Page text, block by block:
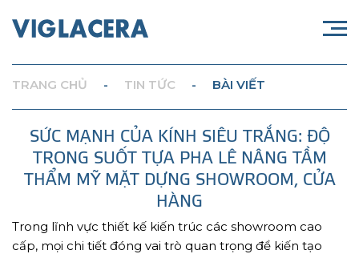
TRANG CHỦ - TIN TỨC - BÀI VIẾT
SỨC MẠNH CỦA KÍNH SIÊU TRẮNG: ĐỘ
TRONG SUỐT TỰA PHA LÊ NÂNG TẦM
THẨM MỸ MẶT DỰNG SHOWROOM, CỬA
HÀNG
Trong lĩnh vực thiết kế kiến trúc các showroom cao
cấp, mọi chi tiết đóng vai trò quan trọng để kiến tạo